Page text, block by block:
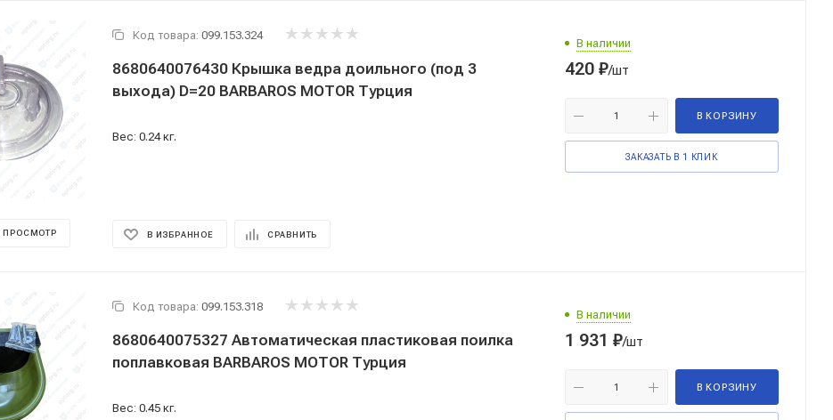
ПРОСМОТР
Код товара: 099.153.324
8680640076430 Крышка ведра доильного (под 3
выхода) D=20 BARBAROS MOTOR Турция
Вес: 0.24 кг.
В ИЗБРАННОЕ СРАВНИТЬ
В наличии
420 ₽/шт
В КОРЗИНУ
ЗАКАЗАТЬ В 1 КЛИК
Код товара: 099.153.318
8680640075327 Автоматическая пластиковая поилка
поплавковая BARBAROS MOTOR Турция
Вес: 0.45 кг.
В наличии
1 931 ₽/шт
В КОРЗИНУ